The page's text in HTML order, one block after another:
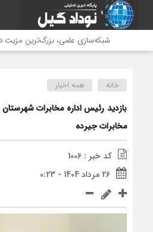
شبکه‌سازی علمی، بزرگ‌ترین مزیت
خانه همه اخبار
بازدید رئیس اداره مخابرات
مخابرات جیرده
کد خبر : 1006
26 مرداد 1404 - 0:23